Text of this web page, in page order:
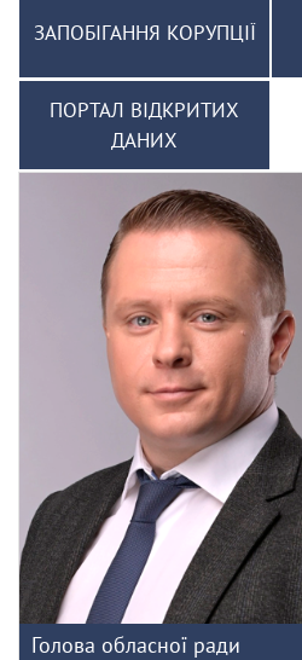
ЗАПОБІГАННЯ КОРУПЦІЇ
ПОРТАЛ ВІДКРИТИХ
ДАНИХ
Голова обласної ради